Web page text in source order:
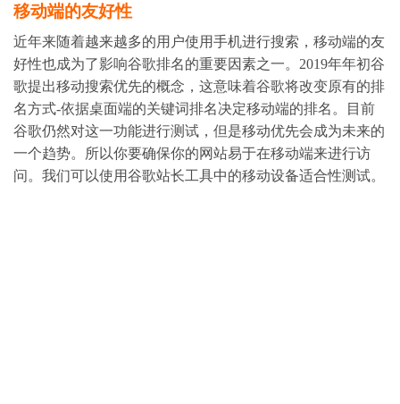
移动端的友好性
近年来随着越来越多的用户使用手机进行搜索，移动端的友
好性也成为了影响谷歌排名的重要因素之一。2019年年初谷
歌提出移动搜索优先的概念，这意味着谷歌将改变原有的排
名方式-依据桌面端的关键词排名决定移动端的排名。目前
谷歌仍然对这一功能进行测试，但是移动优先会成为未来的
一个趋势。所以你要确保你的网站易于在移动端来进行访
问。我们可以使用谷歌站长工具中的移动设备适合性测试。